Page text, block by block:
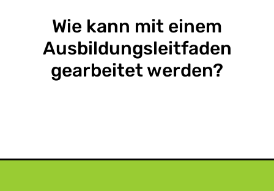
Wie kann mit einem
Ausbildungsleitfaden
gearbeitet werden?